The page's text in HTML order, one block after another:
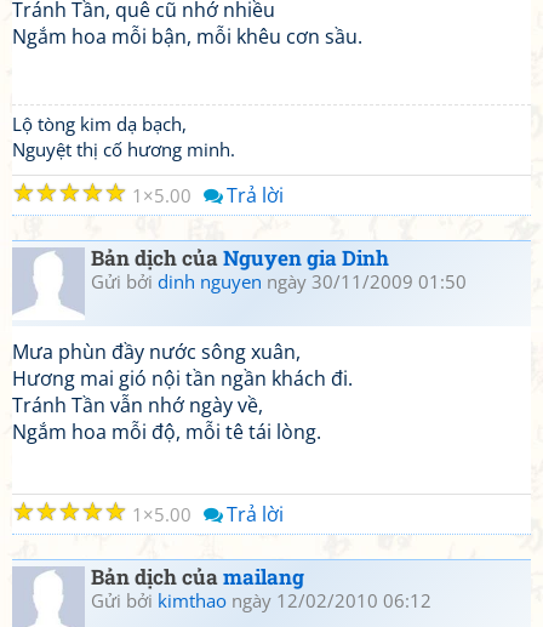
Tránh Tần, quê cũ nhớ nhiều
Ngắm hoa mỗi bận, mỗi khêu cơn sầu.
Lộ tòng kim dạ bạch,
Nguyệt thị cố hương minh.
☆
☆
☆
☆
☆ 1 5.00 Trả lời
Bản dịch củaNguyen gia Dinh
Gửi bởi dinh nguyen ngày 30/11/2009 01:50
Mưa phùn đầy nước sông xuân,
Hương mai gió nội tần ngần khách đi.
Tránh Tần vẫn nhớ ngày về,
Ngắm hoa mỗi độ, mỗi tê tái lòng.
☆
☆
☆
☆
☆ 1 5.00 Trả lời
Bản dịch củamailang
Gửi bởi kimthao ngày 12/02/2010 06:12